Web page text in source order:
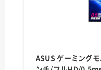
ASUS ゲーミング